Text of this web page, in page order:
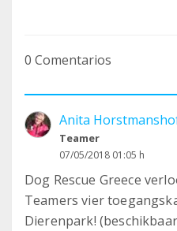
0 Comentarios
Anita
Teamer
07/05/2018 01:05 h
Dog Rescue Greece
Teamers vier
Dierenpark!